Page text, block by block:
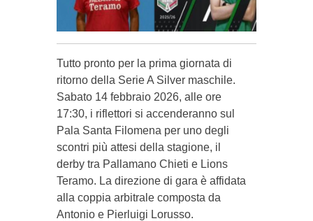
Tutto pronto per la prima giornata di
ritorno della Serie A Silver maschile.
Sabato 14 febbraio 2026, alle ore
17:30, i riflettori si accenderanno sul
Pala Santa Filomena per uno degli
scontri più attesi della stagione, il
derby tra Pallamano Chieti e Lions
Teramo. La direzione di gara è affidata
alla coppia arbitrale composta da
Antonio e Pierluigi Lorusso.